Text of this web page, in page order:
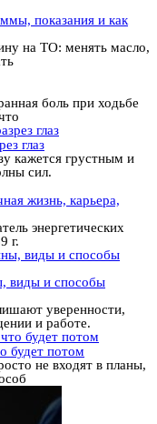
показания и как
на ТО: менять масло,
боль при ходьбе
глаз
кажется грустным и
сил.
жизнь, карьера,
энергетических
г.
виды и способы
уверенности,
и работе.
будет потом
не входят в планы,